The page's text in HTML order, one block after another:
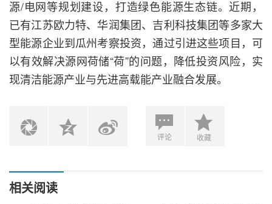
源/电网等规划建设，打造绿色能源生态链。近期，
已有江苏欧力特、华润集团、吉利科技集团等多家大
型能源企业到瓜州考察投资，通过引进这些项目，可
以有效解决源网荷储“荷”的问题，降低投资风险，实
现清洁能源产业与先进高载能产业融合发展。
评论 收藏
相关阅读